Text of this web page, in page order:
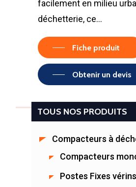
facilement en milieu
déchetterie, ce…
Fiche produit
Obtenir un devis
TOUS NOS PRODUITS
Compacteurs à
Compacteurs
Postes Fixes